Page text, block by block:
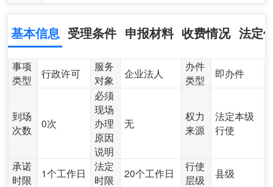
基本信息 受理条件 申报材料 收费情况 法定
事项
类型
行政许可
服务
对象
企业法人
办件
类型
即办件
到场
次数
0次
必须
现场
办理
原因
说明
无
权力
来源
法定本级
行使
承诺
时限
1个工作日
法定
时限
20个工作日
行使
层级
县级